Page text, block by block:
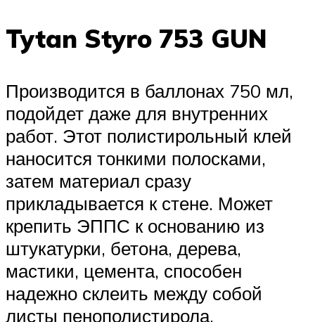
Tytan Styro 753 GUN
Производится в баллонах 750 мл,
подойдет даже для внутренних
работ. Этот полистирольный клей
наносится тонкими полосками,
затем материал сразу
прикладывается к стене. Может
крепить ЭППС к основанию из
штукатурки, бетона, дерева,
мастики, цемента, способен
надежно склеить между собой
листы пенополистирола.